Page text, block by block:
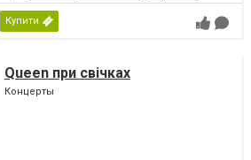
Купити
Queen при свічках
Концерты